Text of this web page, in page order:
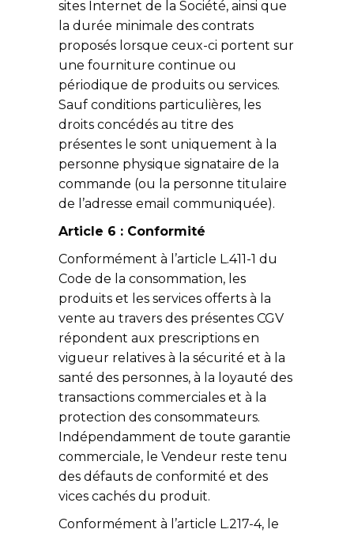
sites Internet de la Société, ainsi que
la durée minimale des contrats
proposés lorsque ceux-ci portent sur
une fourniture continue ou
périodique de produits ou services.
Sauf conditions particulières, les
droits concédés au titre des
présentes le sont uniquement à la
personne physique signataire de la
commande (ou la personne titulaire
de l’adresse email communiquée).
Article 6 : Conformité
Conformément à l’article L.411-1 du
Code de la consommation, les
produits et les services offerts à la
vente au travers des présentes CGV
répondent aux prescriptions en
vigueur relatives à la sécurité et à la
santé des personnes, à la loyauté des
transactions commerciales et à la
protection des consommateurs.
Indépendamment de toute garantie
commerciale, le Vendeur reste tenu
des défauts de conformité et des
vices cachés du produit.
Conformément à l’article L.217-4, le